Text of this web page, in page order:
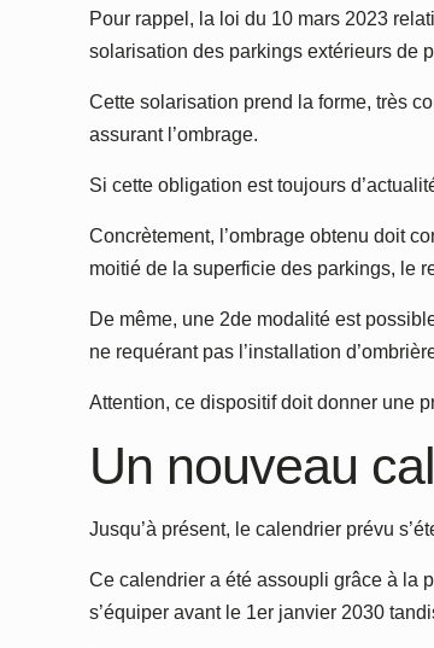
Pour rappel, la loi du 10 mars 2023
solarisation des parkings extérieurs de
Cette solarisation prend la forme, très
assurant l’ombrage.
Si cette obligation est toujours
Concrètement, l’ombrage obtenu doit
moitié de la superficie des parkings, le
De même, une 2de modalité est
ne requérant pas l’installation
Attention, ce dispositif doit donner une
Un nouveau
Jusqu’à présent, le calendrier prévu
Ce calendrier a été assoupli grâce à la
s’équiper avant le 1er janvier 2030